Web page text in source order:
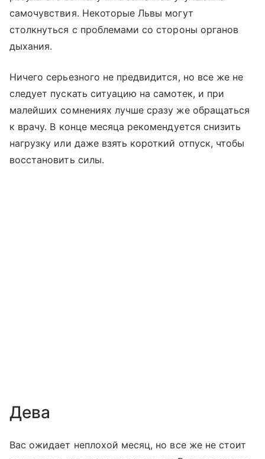
самочувствия. Некоторые Львы могут
столкнуться с проблемами со стороны органов
дыхания.
Ничего серьезного не предвидится, но все же не
следует пускать ситуацию на самотек, и при
малейших сомнениях лучше сразу же обращаться
к врачу. В конце месяца рекомендуется снизить
нагрузку или даже взять короткий отпуск, чтобы
восстановить силы.
Дева
Вас ожидает неплохой месяц, но все же не стоит